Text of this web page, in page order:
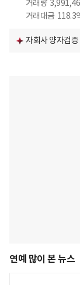
거래량
거래대금 118.3
자회사 양자검
연예 많이 본 뉴스